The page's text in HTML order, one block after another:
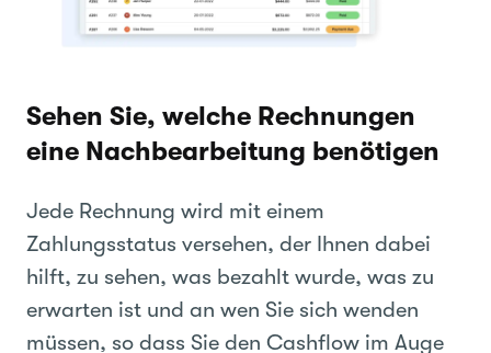
Sehen Sie, welche Rechnungen
eine Nachbearbeitung benötigen
Jede Rechnung wird mit einem
Zahlungsstatus versehen, der Ihnen dabei
hilft, zu sehen, was bezahlt wurde, was zu
erwarten ist und an wen Sie sich wenden
müssen, so dass Sie den Cashflow im Auge